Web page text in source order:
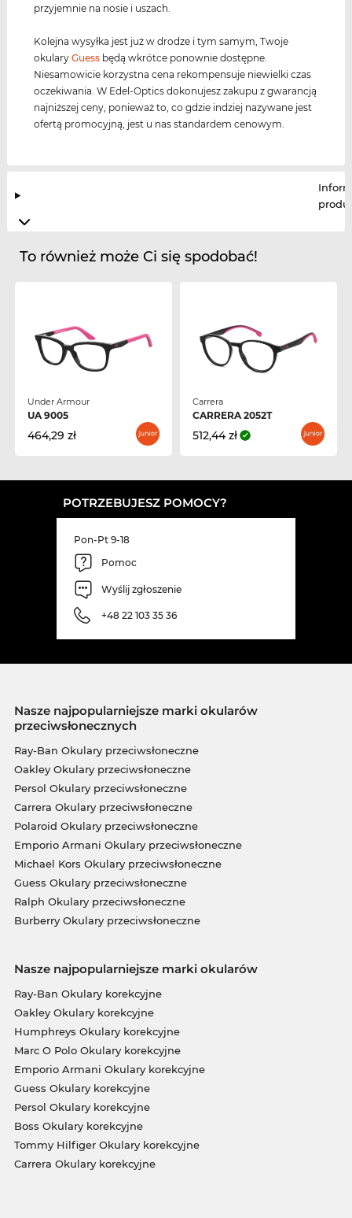
przyjemnie na nosie i uszach.
Kolejna wysyłka jest już w drodze i tym samym, Twoje
okularyGuess będą wkrótce ponownie dostępne.
Niesamowicie korzystna cena rekompensuje niewielki czas
oczekiwania. W Edel-Optics dokonujesz zakupu z gwarancją
najniższej ceny, ponieważ to, co gdzie indziej nazywane jest
ofertą promocyjną, jest u nas standardem cenowym.
To również może Ci się spodobać!
Under Armour
UA 9005
464,29 zł
Carrera
CARRERA 2052T
512,44 zł
POTRZEBUJESZ POMOCY?
Pon-Pt 9-18
Pomoc
Wyślij zgłoszenie
+48 22 103 35 36
Nasze najpopularniejsze marki okularów
przeciwsłonecznych
Ray-Ban Okulary przeciwsłoneczne
Oakley Okulary przeciwsłoneczne
Persol Okulary przeciwsłoneczne
Carrera Okulary przeciwsłoneczne
Polaroid Okulary przeciwsłoneczne
Emporio Armani Okulary przeciwsłoneczne
Michael Kors Okulary przeciwsłoneczne
Guess Okulary przeciwsłoneczne
Ralph Okulary przeciwsłoneczne
Burberry Okulary przeciwsłoneczne
Nasze najpopularniejsze marki okularów
Ray-Ban Okulary korekcyjne
Oakley Okulary korekcyjne
Humphreys Okulary korekcyjne
Marc O Polo Okulary korekcyjne
Emporio Armani Okulary korekcyjne
Guess Okulary korekcyjne
Persol Okulary korekcyjne
Boss Okulary korekcyjne
Tommy Hilfiger Okulary korekcyjne
Carrera Okulary korekcyjne